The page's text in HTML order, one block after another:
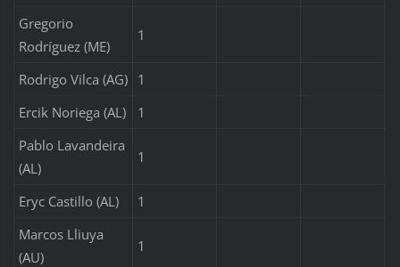
Gregorio
Rodríguez (ME)
1
Rodrigo Vilca (AG)
1
Ercik Noriega (AL)
1
Pablo Lavandeira
(AL)
1
Eryc Castillo (AL)
1
Marcos Lliuya
(AU)
1